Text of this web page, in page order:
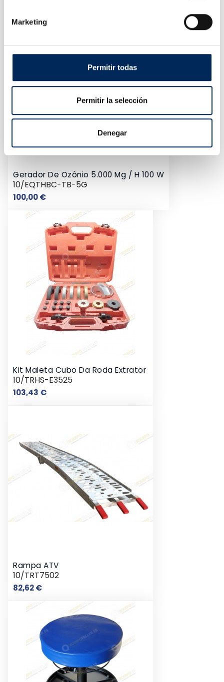
Marketing
Permitir todas
Permitir la selección
Denegar
Gerador De Ozônio 5.000 Mg / H 100 W
10/EQTHBC-TB-5G
100,00 €Preço
Kit Maleta Cubo Da Roda Extrator
10/TRHS-E3525
103,43 €Preço
Rampa ATV
10/TRT7502
82,62 €Preço